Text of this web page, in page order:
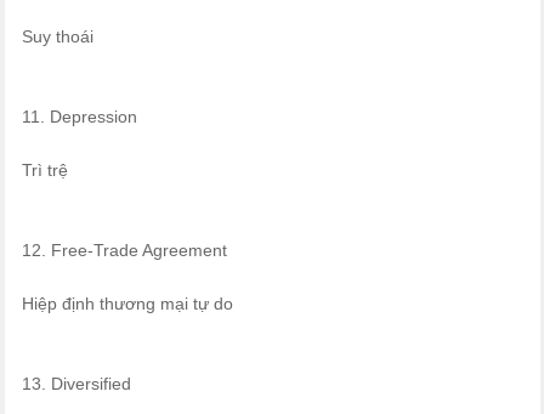
Suy thoái
11. Depression
Trì trệ
12. Free-Trade Agreement
Hiệp định thương mại tự do
13. Diversified